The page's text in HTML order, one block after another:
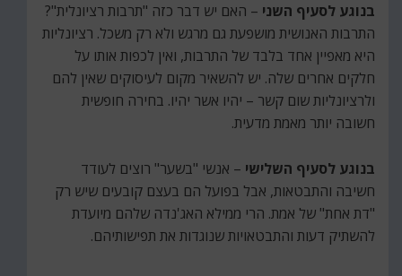
בנוגע לסעיף השני – האם יש דבר כזה "תרבות רציונלית"?
התרבות האנושית מושפעת גם מרגש ולא רק משכל. רציונליות
היא מאפיין אחד בלבד של התרבות, ואין לכפות אותו על
חלקים אחרים שלה. יש להשאיר מקום לעיסוקים שאין להם
ולרציונליות שום קשר – יהיו אשר יהיו. בחירה חופשית
חשובה יותר מאמת מדעית.
בנוגע לסעיף השלישי – אנשי "בשער" רוצים לעודד
חשיבה והתבטאות, אבל בפועל הם בעצם קובעים שיש רק
"דת אחת" של אמת. הרי ממילא האג'נדה שלהם מיועדת
להשתיק דעות והתבטאויות שנוגדות את תפישותיהם.